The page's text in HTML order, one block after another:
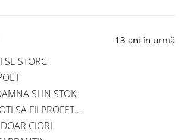
13 ani în urmă
SE STORC
SI IN STOK
SA FII PROFET…
CIORI